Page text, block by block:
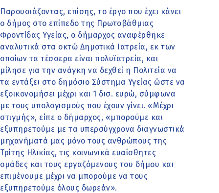
Παρουσιάζοντας, επίσης, το έργο που έχει κάνει
ο δήμος στο επίπεδο της Πρωτοβάθμιας
Φροντίδας Υγείας, ο δήμαρχος αναφέρθηκε
αναλυτικά στα οκτώ Δημοτικά Ιατρεία, εκ των
οποίων τα τέσσερα είναι πολυϊατρεία, και
μίλησε για την ανάγκη να δεχθεί η Πολιτεία να
τα εντάξει στο δημόσιο Σύστημα Υγείας ώστε να
εξοικονομήσει μέχρι και 1 δισ. ευρώ, σύμφωνα
με τους υπολογισμούς που έχουν γίνει. «Μέχρι
στιγμής», είπε ο δήμαρχος, «μπορούμε και
εξυπηρετούμε με τα υπερσύγχρονα διαγνωστικά
μηχανήματά μας μόνο τους ανθρώπους της
Τρίτης Ηλικίας, τις κοινωνικά ευαίσθητες
ομάδες και τους εργαζόμενους του δήμου και
επιμένουμε μέχρι να μπορούμε να τους
εξυπηρετούμε όλους δωρεάν».